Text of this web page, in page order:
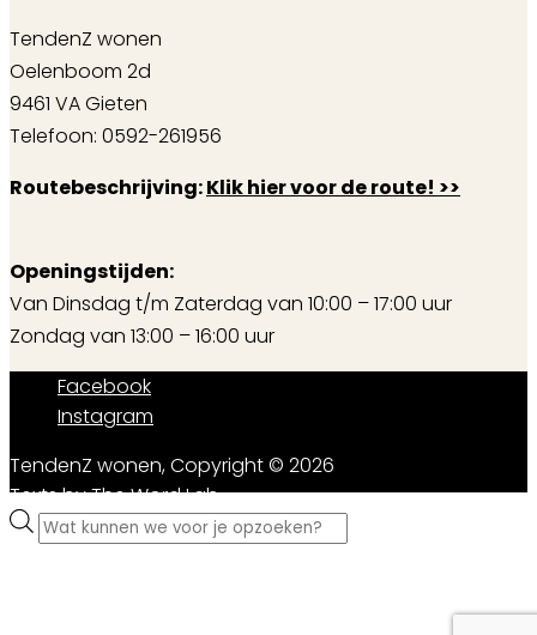
TendenZ wonen
Oelenboom 2d
9461 VA Gieten
Telefoon: 0592-261956
Routebeschrijving:Klik hier voor de route! >>
Openingstijden:
Van Dinsdag t/m Zaterdag van 10:00 – 17:00 uur
Zondag van 13:00 – 16:00 uur
Facebook
Instagram
TendenZ wonen, Copyright © 2026
Texts byThe Word Lab
Producten
zoeken